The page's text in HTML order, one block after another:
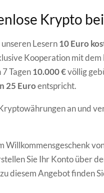
Krypto
Lesern10 Euro
Kooperation mit
Tagen10.000 €völlig
25 Euroentspricht.
an und
Sie Ihr Konto über
diesem Angebot finden